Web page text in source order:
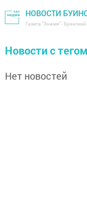
НОВОСТИ
Газета "Знамя" -
Новости с
Нет новостей